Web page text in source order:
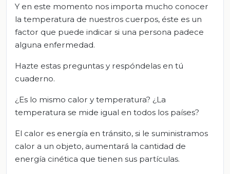
Y en este momento nos importa mucho conocer
la temperatura de nuestros cuerpos, éste es un
factor que puede indicar si una persona padece
alguna enfermedad.
Hazte estas preguntas y respóndelas en tú
cuaderno.
¿Es lo mismo calor y temperatura? ¿La
temperatura se mide igual en todos los países?
El calor es energía en tránsito, si le suministramos
calor a un objeto, aumentará la cantidad de
energía cinética que tienen sus partículas.